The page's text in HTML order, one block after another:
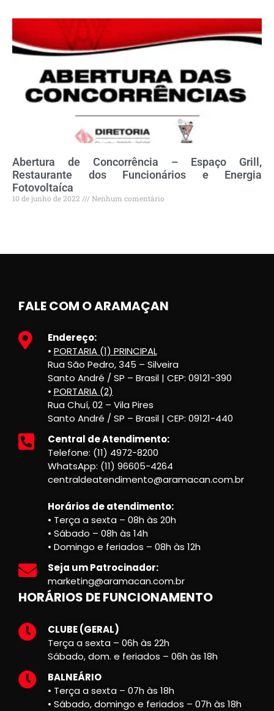
Abertura de Concorrência – Espaço Grill,
Restaurante dos Funcionários e Energia
Fotovoltaíca
10 de junho de 2022 Nenhum comentário
FALE COM O ARAMAÇAN
Endereço:
• PORTARIA (1) PRINCIPAL
Rua São Pedro, 345 – Silveira
Santo André / SP – Brasil | CEP: 09121-390
• PORTARIA (2)
Rua Chuí, 02 – Vila Pires
Santo André / SP – Brasil | CEP: 09121-440
Central de Atendimento:
Telefone: (11) 4972-8200
WhatsApp: (11) 96605-4264
centraldeatendimento@aramacan.com.br
Horários de atendimento:
• Terça a sexta – 08h às 20h
• Sábado – 08h às 14h
• Domingo e feriados – 08h às 12h
Seja um Patrocinador:
marketing@aramacan.com.br
HORÁRIOS DE FUNCIONAMENTO
CLUBE (GERAL)
Terça a sexta – 06h às 22h
Sábado, dom. e feriados – 06h às 18h
BALNEÁRIO
• Terça a sexta – 07h às 18h
• Sábado, domingo e feriados – 07h às 18h